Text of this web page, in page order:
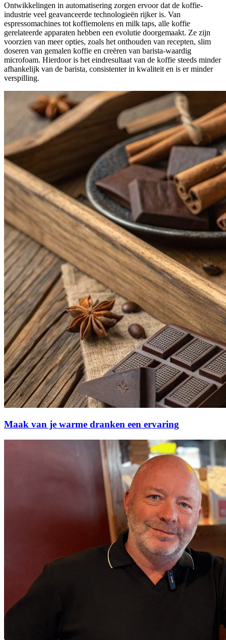
Ontwikkelingen in automatisering zorgen ervoor dat de koffie-
industrie veel geavanceerde technologieën rijker is. Van
espressomachines tot koffiemolens en milk taps, alle koffie
gerelateerde apparaten hebben een evolutie doorgemaakt. Ze zijn
voorzien van meer opties, zoals het onthouden van recepten, slim
doseren van gemalen koffie en creëren van barista-waardig
microfoam. Hierdoor is het eindresultaat van de koffie steeds minder
afhankelijk van de barista, consistenter in kwaliteit en is er minder
verspilling.
Maak van je warme dranken een ervaring